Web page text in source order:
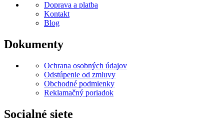
Doprava a platba
Kontakt
Blog
Dokumenty
Ochrana osobných údajov
Odstúpenie od zmluvy
Obchodné podmienky
Reklamačný poriadok
Socialné siete